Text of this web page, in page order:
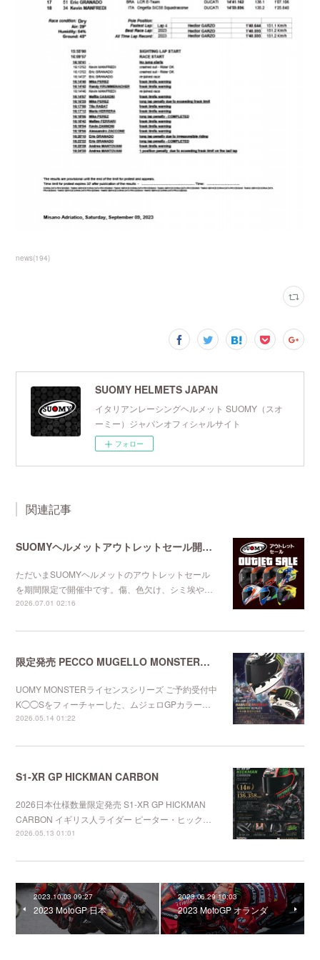
news(194)
SUOMY HELMETS JAPAN
イタリアンレーシングヘルメット SUOMY（スオ
ーミー）ジャパンオフィシャルサイト
フォロー
関連記事
SUOMYヘルメットアウトレットセール開催中
ただいまSUOMYヘルメットのアウトレットセール
を期間限定で開催中です。傷、色欠け、シミ埃や…
2026.07.01 02:16
限定発売 PECCO MUGELLO MONSTERレプリカ
UOMY MONSTERライセンスシリーズ ご予約受付中
K◯◯Sをフィーチャーした、ムジェロGPカラー…
2026.05.14 01:22
S1-XR GP HICKMAN CARBON
2026日本仕様数量限定発売 S1-XR GP HICKMAN
CARBON イギリス人ライダー ピーター・ヒック…
2026.05.13 01:01
2023.10.03 09:27
2023 MotoGP 日本
2023.06.29 10:03
2023 MotoGP オランダ